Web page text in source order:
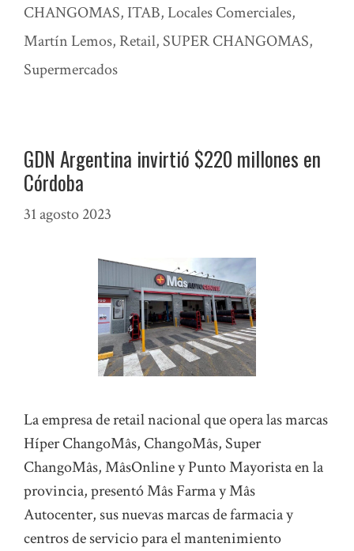
CHANGOMAS, ITAB,Locales Comerciales,
Martín Lemos, Retail, SUPER CHANGOMAS,
Supermercados
GDN Argentina invirtió $220 millones en
Córdoba
31 agosto 2023
La empresa de retail nacional que opera las marcas
Híper ChangoMâs, ChangoMâs, Super
ChangoMâs, MâsOnline y Punto Mayorista en la
provincia, presentó Mâs Farma y Mâs
Autocenter, sus nuevas marcas de farmacia y
centros de servicio para el mantenimiento